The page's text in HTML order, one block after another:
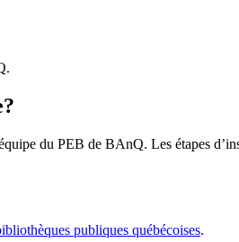
du PEB de BAnQ. Les étapes
publiques québécoises.